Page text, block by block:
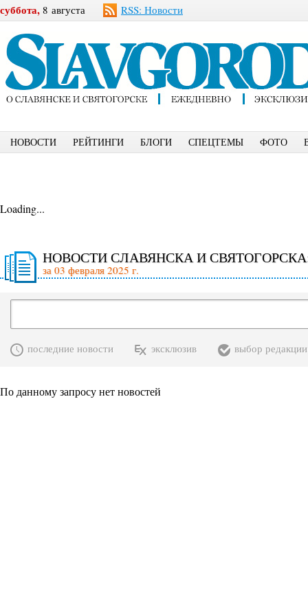
суббота, 8 августа RSS: Новости
НОВОСТИ РЕЙТИНГИ БЛОГИ СПЕЦТЕМЫ ФОТО
Loading...
НОВОСТИ СЛАВЯНСКА И
за 03 февраля 2025 г.
последние новости эксклюзив выбор редакции
По данному запросу нет новостей